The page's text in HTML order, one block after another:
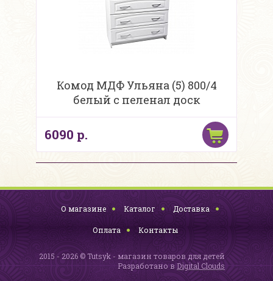
Комод МДФ Ульяна (5) 800/4
белый с пеленал доск
6090 р.
О магазине Каталог Доставка
Оплата Контакты
2015 - 2026 © Tutsyk - магазин товаров для детей
Разработано в Digital Clouds